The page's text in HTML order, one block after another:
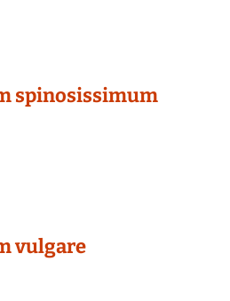
spinosissimum
vulgare